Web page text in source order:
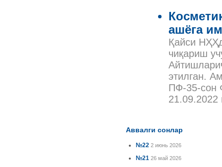
ашёга
Қайси
чиқариш
этилган.
ПФ-35-сон
21.09.2022
Аввалги сонлар
№22 2 июнь 2026
№21 26 май 2026